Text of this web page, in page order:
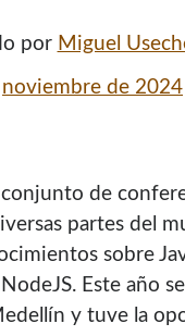
por Miguel
noviembre de 2024
de
partes del
sobre
Este año
y tuve la